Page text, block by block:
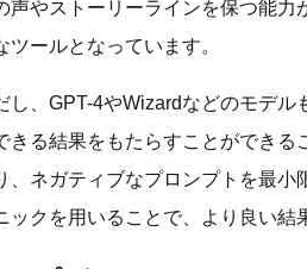
声やストーリーラインを保つ能
ツールとなっています。
し、GPT-4やWizardなどのモデ
きる結果をもたらすことができ
、ネガティブなプロンプトを最
ックを用いることで、より良い結